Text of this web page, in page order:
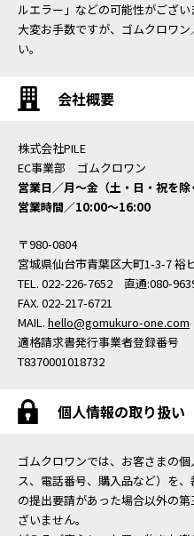
ルエラー」などの可能性がござい
大変お手数ですが、ゴムクロワ
い。
会社概要
株式会社PILE
EC事業部 ゴムクロワン
営業日／月〜金（土・日・祝を除
営業時間／10:00〜16:00
〒980-0804
宮城県仙台市青葉区大町1-3-7 裕
TEL. 022-226-7652 直通:080-
FAX. 022-217-6721
MAIL. hello@gomukuro-one.com
適格請求書発行事業者登録番号
T8370001018732
個人情報の取り扱い
ゴムクロワンでは、お客さまの
ス、電話番号、購入品など）を
の提出要請があった場合以外の
ざいません。